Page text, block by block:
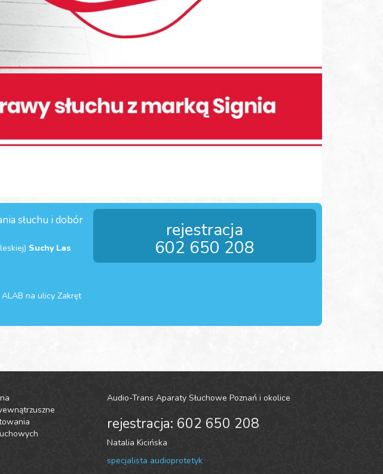
słuchu i dobór
Suchy Las
na ulicy Zakręt
rejestracja
602 650 208
Audio-Trans Aparaty Słuchowe Poznań i okolice
rejestracja: 602 650 208
Natalia Kicińska
specjalista audioprotetyk